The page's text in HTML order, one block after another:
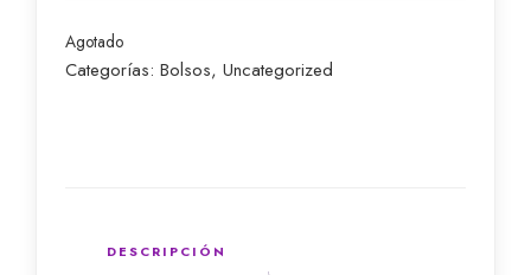
Agotado
Categorías: Bolsos, Uncategorized
DESCRIPCIÓN